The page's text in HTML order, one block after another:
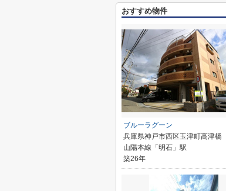
おすすめ物件
ブルーラグーン
兵庫県神戸市西区玉津町高津橋
山陽本線「明石」駅
築26年